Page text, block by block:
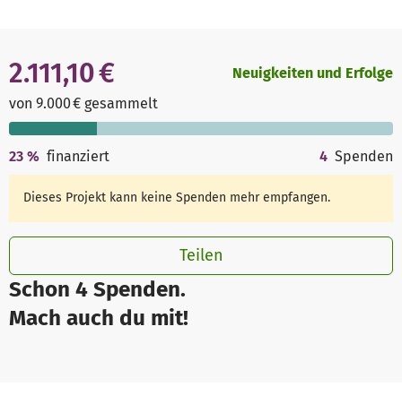
Schon 4 Spenden.
Mach auch du mit!
2.111,10 €
von 9.000 € gesammelt
Neuigkeiten und Erfolge
23 % finanziert 4 Spenden
Dieses Projekt kann keine Spenden mehr empfangen.
Teilen